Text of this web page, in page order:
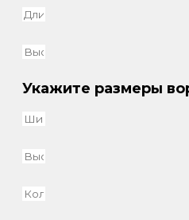
Укажите размеры